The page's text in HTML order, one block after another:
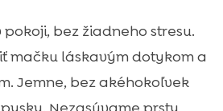
bez žiadneho stresu.
mačku láskavým dotykom a
Jemne, bez akéhokoľvek